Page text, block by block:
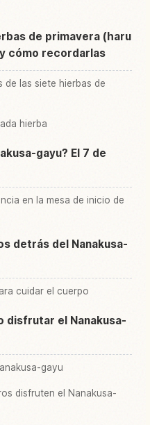
de primavera (haru
cómo recordarlas
de las siete hierbas de
hierba
gayu? El 7 de
en la mesa de inicio de
detrás del Nanakusa-
cuidar el cuerpo
disfrutar el Nanakusa-
gayu
disfruten el Nanakusa-